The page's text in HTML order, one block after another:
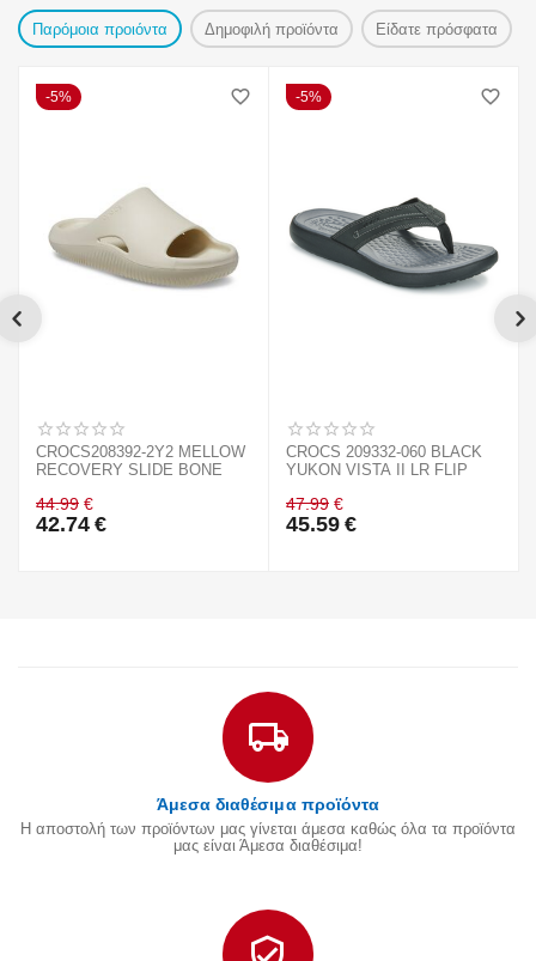
Παρόμοια προιόντα Δημοφιλή προϊόντα Είδατε πρόσφατα
5%
CROCS208392-2Y2 MELLOW
RECOVERY SLIDE BONE
44.99 €
42.74 €
5%
CROCS 209332-060 BLACK
YUKON VISTA II LR FLIP
47.99 €
45.59 €
Άμεσα διαθέσιμα προϊόντα
Η αποστολή των προϊόντων μας γίνεται άμεσα καθώς όλα τα προϊόντα
μας είναι Άμεσα διαθέσιμα!